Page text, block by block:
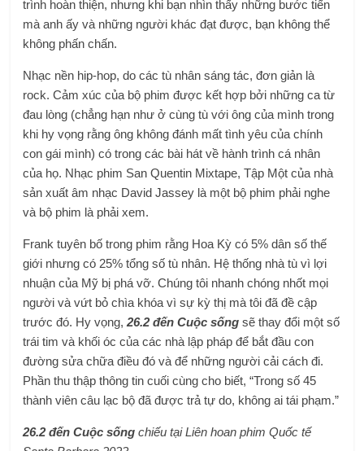
trình hoàn thiện, nhưng khi bạn nhìn thấy những bước tiến
mà anh ấy và những người khác đạt được, bạn không thể
không phấn chấn.
Nhạc nền hip-hop, do các tù nhân sáng tác, đơn giản là
rock. Cảm xúc của bộ phim được kết hợp bởi những ca từ
đau lòng (chẳng hạn như ở cùng tù với ông của mình trong
khi hy vọng rằng ông không đánh mất tình yêu của chính
con gái mình) có trong các bài hát về hành trình cá nhân
của họ. Nhạc phim San Quentin Mixtape, Tập Một của nhà
sản xuất âm nhạc David Jassey là một bộ phim phải nghe
và bộ phim là phải xem.
Frank tuyên bố trong phim rằng Hoa Kỳ có 5% dân số thế
giới nhưng có 25% tổng số tù nhân. Hệ thống nhà tù vì lợi
nhuận của Mỹ bị phá vỡ. Chúng tôi nhanh chóng nhốt mọi
người và vứt bỏ chìa khóa vì sự kỳ thị mà tôi đã đề cập
trước đó. Hy vọng,26.2 đến Cuộc sống sẽ thay đổi một số
trái tim và khối óc của các nhà lập pháp để bắt đầu con
đường sửa chữa điều đó và để những người cải cách đi.
Phần thu thập thông tin cuối cùng cho biết, “Trong số 45
thành viên câu lạc bộ đã được trả tự do, không ai tái phạm.”
26.2 đến Cuộc sống chiếu tại Liên hoan phim Quốc tế